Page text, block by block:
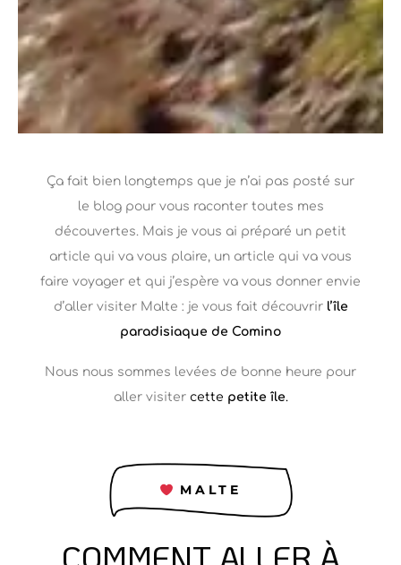
Ça fait bien longtemps que je n’ai pas posté sur
le blog pour vous raconter toutes mes
découvertes. Mais je vous ai préparé un petit
article qui va vous plaire, un article qui va vous
faire voyager et qui j’espère va vous donner envie
d’aller visiter Malte : je vous fait découvrirl’île
paradisiaque de Comino
Nous nous sommes levées de bonne heure pour
aller visitercette petite île.
MALTE